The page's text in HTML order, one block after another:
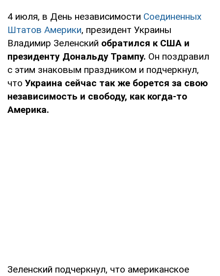
4 июля, в День независимости Соединенных
Штатов Америки, президент Украины
Владимир Зеленский обратился к США и
президенту Дональду Трампу. Он поздравил
с этим знаковым праздником и подчеркнул,
что Украина сейчас так же борется за свою
независимость и свободу, как когда-то
Америка.
Зеленский подчеркнул, что американское